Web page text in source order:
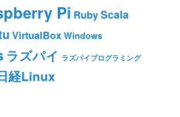
Pi RubyScala
VirtualBox Windows
ラズパイ ラズパイプログラミング
経Linux